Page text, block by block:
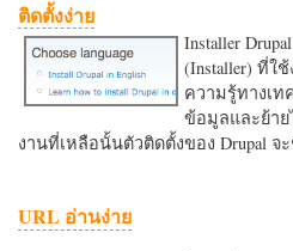
ติดตั้งง่าย
Installer
(Installer) ที่ใ
ความรู้ทางเ
ข้อมูลและย้าย
งานที่เหลือนั้นตัวติดตั้งของ Drupal จ
URL อ่านง่าย